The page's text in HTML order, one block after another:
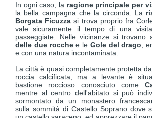
In ogni caso, la ragione principale per
la bella campagna che la circonda. La
Borgata Ficuzzasi trova proprio fra
vale sicuramente il tempo di una
passeggiate. Nelle vicinanze si trovano
delle due rocchee le Gole del drago,
e con una natura incontaminata.
La città è quasi completamente protetta
roccia calcificata, ma a levante è
bastione roccioso conosciuto come
mentre al centro dell'abitato si può
sormontato da un monastero
sulla sommità di Castello Soprano dove